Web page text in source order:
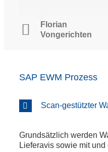
Florian
Vongerichten
SAP EWM Prozess
Scan-gestützter
Grundsätzlich werden
Lieferavis sowie mit